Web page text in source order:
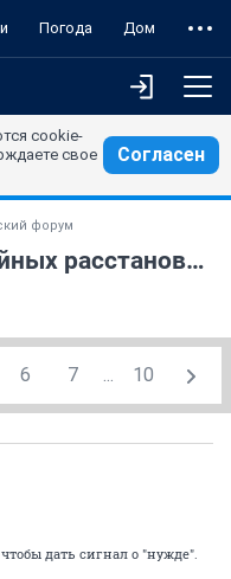
Погода Дом
cookie-
свое
Согласен
форум
Интересное о многослойных расстановках. Принцип работы.
6 7 ... 10
дать сигнал о "нужде".